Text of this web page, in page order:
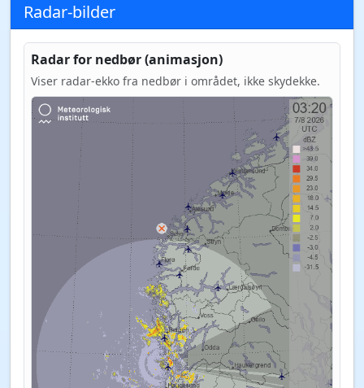
Radar-bilder
Radar for nedbør (animasjon)
Viser radar-ekko fra nedbør i området, ikke skydekke.